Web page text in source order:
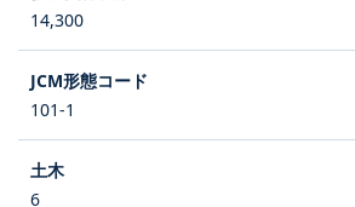
14,300
101-1
6